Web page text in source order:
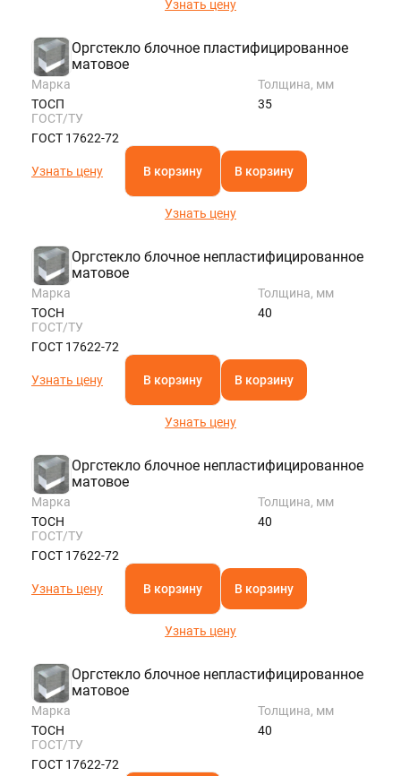
Узнать цену
Оргстекло блочное пластифицированное
матовое
Марка
ТОСП
Толщина, мм
35
ГОСТ/ТУ
ГОСТ 17622-72
Узнать цену В корзину В корзину
Узнать цену
Оргстекло блочное непластифицированное
матовое
Марка
ТОСН
Толщина, мм
40
ГОСТ/ТУ
ГОСТ 17622-72
Узнать цену В корзину В корзину
Узнать цену
Оргстекло блочное непластифицированное
матовое
Марка
ТОСН
Толщина, мм
40
ГОСТ/ТУ
ГОСТ 17622-72
Узнать цену В корзину В корзину
Узнать цену
Оргстекло блочное непластифицированное
матовое
Марка
ТОСН
Толщина, мм
40
ГОСТ/ТУ
ГОСТ 17622-72